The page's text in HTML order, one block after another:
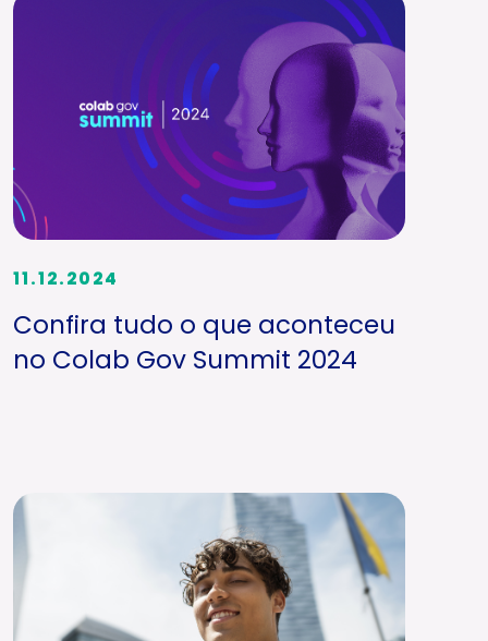
11.12.2024
Confira tudo o que aconteceu
no Colab Gov Summit 2024